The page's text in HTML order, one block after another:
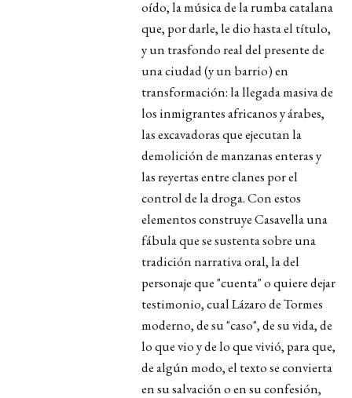
oído, la música de la rumba catalana
que, por darle, le dio hasta el títu­lo,
y un trasfondo real del presente de
una ciudad (y un barrio) en
transformación: la llegada masiva de
los inmigrantes africa­nos y árabes,
las excava­doras que ejecutan la
demolición de manzanas enteras y
las reyertas entre clanes por el
control de la droga. Con estos
elementos construye Casavella una
fábula que se sustenta sobre una
tradición narra­tiva oral, la del
personaje que "cuenta" o quiere dejar
testimonio, cual Lázaro de Tormes
moderno, de su "caso", de su vida, de
lo que vio y de lo que vivió, para que,
de algún modo, el texto se convierta
en su salvación o en su confesión,